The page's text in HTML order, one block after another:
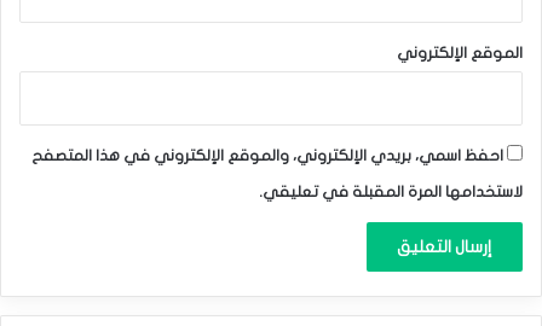
ما بين الدعم 0.9140 والمقاومة 0.9280.
توقعات السعر لهذا اليوم: مرتفع
التحليل الفني لأزواج العملات: الدولار الأمريكي مقابل الدولار
الكندي & الدولار النيوزلنديمقابل الدولار الأمريكي & سعر الدولار
مقابل الفرنك. ليوم الاربعاء 01-05-2024.
الموقع الإلكتروني
احفظ اسمي، بريدي الإلكتروني، والموقع الإلكتروني في هذا المتصفح
لاستخدامها المرة المقبلة في تعليقي.